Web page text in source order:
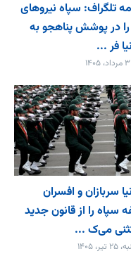
تلگراف: سپاه نیروهای
در پوشش پناهجو به
فر ...
سربازان و افسران
سپاه را از قانون جدید
می‌ک ...
۱۴۰۵